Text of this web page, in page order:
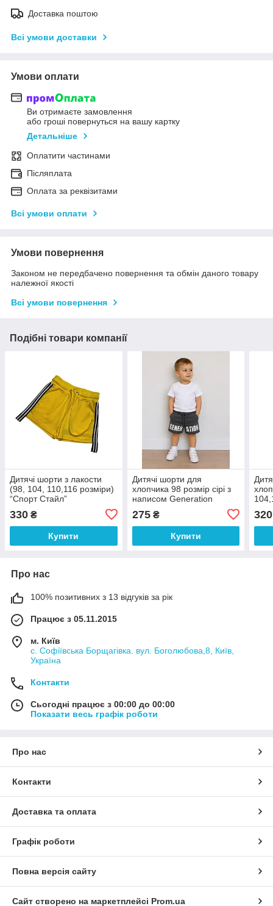
Доставка поштою
Всі умови доставки
Умови оплати
Ви отримаєте замовлення
або гроші повернуться на вашу картку
Детальніше
Оплатити частинами
Післяплата
Оплата за реквізитами
Всі умови оплати
Умови повернення
Законом не передбачено повернення та обмін даного товару
належної якості
Всі умови повернення
Подібні товари компанії
Дитячі шорти з лакости
(98, 104, 110,116 розміри)
“Спорт Стайл”
330 ₴
Купити
Дитячі шорти для
хлопчика 98 розмір сірі з
написом Generation
275₴
Купити
320
Про нас
100% позитивних з 13 відгуків за рік
Працює з 05.11.2015
м. Київ
с. Софіївська Борщагівка. вул. Боголюбова,8, Київ,
Україна
Контакти
Сьогодні працює з 00:00 до 00:00
Показати весь графік роботи
Про нас
Контакти
Доставка та оплата
Графік роботи
Повна версія сайту
Сайт створено на маркетплейсі Prom.ua